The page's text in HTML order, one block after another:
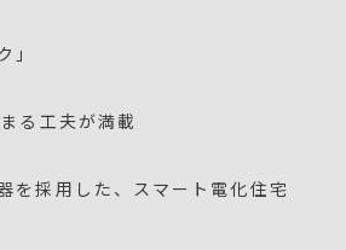
」
る工夫が満載
を採用した、スマート電化住宅